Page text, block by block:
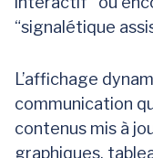
“signalétique
L’affichage
communication
contenus mis à
graphiques,